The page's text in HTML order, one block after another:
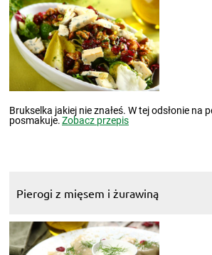
Brukselka jakiej nie znałeś. W tej odsłonie na
posmakuje.Zobacz przepis
Pierogi z mięsem i żurawiną